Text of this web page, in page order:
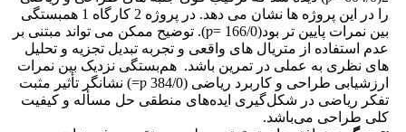
را در این پروژه ها نشان می دهد. در پروژه 2 کارگاه 1 همبستگی
بین نمرات پایین تر بود(166/0 =ƿ). توضیح ممکن می تواند مبتنی بر
عدم استفاده از متریال های واقعی و تجربه تبدیل تجزیه و تحلیل
های نظری به عملی در تمرین باشد. هم‌بستگی نزدیک بین نمرات
ارزشیابی طراحی و کاربرد ریاضی (384/0 ƿ=) نشانگر تأثیر مثبت
تفکر ریاضی در شکل‌گیری ایده‌های منطقی حل مسأله و کیفیت
کلی طراحی می‌باشد.